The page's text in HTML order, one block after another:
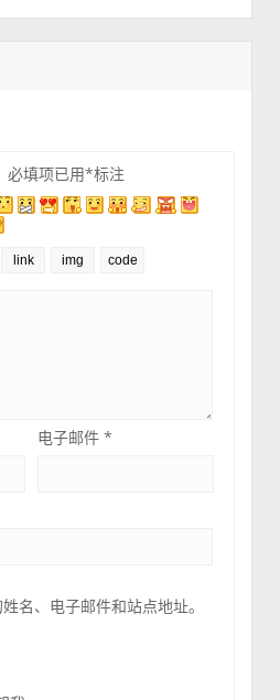
必填项已用*标注
电子邮件*
名、电子邮件和站点地址。